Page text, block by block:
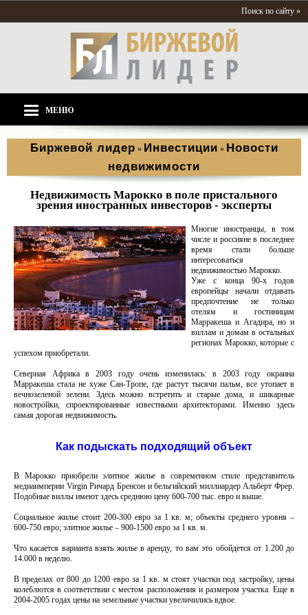
Поиск по сайту »
МЕНЮ
Биржевой лидер » Инвестиции » Новости
недвижимости
Недвижимость Марокко в поле пристального
зрения иностранных инвесторов - эксперты
Многие иностранцы, в том
числе и россияне в последнее
время стали больше
интересоваться
недвижимостью Марокко.
Уже с конца 90-х годов
европейцы начали отдавать
предпочтение не только
отелям и гостиницам
Марракеша и Агадира, но и
виллам и домам в остальных
регионах Марокко, которые с
успехом приобретали.
Северная Африка в 2003 году очень изменилась: в 2003 году окраина
Марракеша стала не хуже Сан-Тропе, где растут тысячи пальм, все утопает в
вечнозеленой зелени. Здесь можно встретить и старые дома, и шикарные
новостройки, спроектированные известными архитекторами. Именно здесь
самая дорогая недвижимость.
Как подыскать подходящий объект
В Марокко приобрели элитное жилье в современном стиле представитель
медиаимперии Virgin Ричард Бренсон и бельгийский миллиардер Альберт Фрер.
Подобные виллы имеют здесь среднюю цену 600-700 тыс. евро и выше.
Социальное жилье стоит 200-300 евро за 1 кв. м; объекты среднего уровня –
600-750 евро; элитное жилье – 900-1500 евро за 1 кв. м.
Что касается варианта взять жилье в аренду, то вам это обойдется от 1.200 до
14.000 в неделю.
В пределах от 800 до 1200 евро за 1 кв. м стоят участки под застройку, цены
колеблются в соответствии с местом расположения и размером участка. Еще в
2004-2005 годах цены на земельные участки увеличились вдвое.